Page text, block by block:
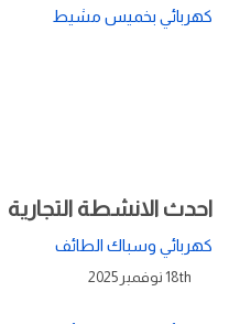
كهربائي بخميس مشيط
احدث الانشطة التجارية
كهربائي وسباك الطائف
18th نوفمبر 2025